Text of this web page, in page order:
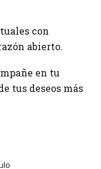
con
abierto.
en tu
tus deseos más